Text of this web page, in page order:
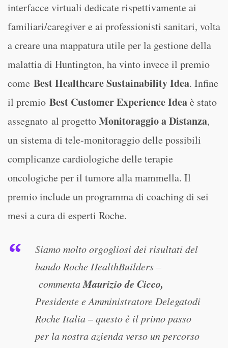
interfacce virtuali dedicate rispettivamente ai
familiari/caregiver e ai professionisti sanitari, volta
a creare una mappatura utile per la gestione della
malattia di Huntington, ha vinto invece il premio
come Best Healthcare Sustainability Idea. Infine
il premio Best Customer Experience Ideaè stato
assegnato al progettoMonitoraggio a Distanza,
un sistema di tele-monitoraggio delle possibili
complicanze cardiologiche delle terapie
oncologiche per il tumore alla mammella. Il
premio include un programma di coaching di sei
mesi a cura di esperti Roche.
Siamo molto orgogliosi dei risultati del
bando Roche HealthBuilders –
commentaMaurizio de Cicco,
Presidente e Amministratore Delegatodi
Roche Italia – questo è il primo passo
per la nostra azienda verso un percorso